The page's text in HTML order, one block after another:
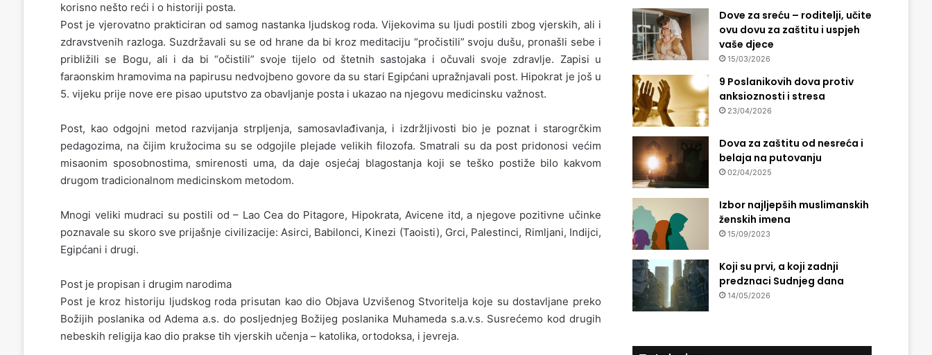
korisno nešto reći i o historiji posta.
Post je vjerovatno prakticiran od samog nastanka ljudskog roda. Vijekovima su ljudi postili zbog vjerskih, ali i
zdravstvenih razloga. Suzdržavali su se od hrane da bi kroz meditaciju “pročistili” svoju dušu, pronašli sebe i
približili se Bogu, ali i da bi “očistili” svoje tijelo od štetnih sastojaka i očuvali svoje zdravlje. Zapisi u
faraonskim hramovima na papirusu nedvojbeno govore da su stari Egipćani upražnjavali post. Hipokrat je još u
5. vijeku prije nove ere pisao uputstvo za obavljanje posta i ukazao na njegovu medicinsku važnost.
Post, kao odgojni metod razvijanja strpljenja, samosavlađivanja, i izdržljivosti bio je poznat i starogrčkim
pedagozima, na čijim kružocima su se odgojile plejade velikih filozofa. Smatrali su da post pridonosi većim
misaonim sposobnostima, smirenosti uma, da daje osjećaj blagostanja koji se teško postiže bilo kakvom
drugom tradicionalnom medicinskom metodom.
Mnogi veliki mudraci su postili od – Lao Cea do Pitagore, Hipokrata, Avicene itd, a njegove pozitivne učinke
poznavale su skoro sve prijašnje civilizacije: Asirci, Babilonci, Kinezi (Taoisti), Grci, Palestinci, Rimljani, Indijci,
Egipćani i drugi.
Post je propisan i drugim narodima
Post je kroz historiju ljudskog roda prisutan kao dio Objava Uzvišenog Stvoritelja koje su dostavljane preko
Božijih poslanika od Adema a.s. do posljednjeg Božijeg poslanika Muhameda s.a.v.s. Susrećemo kod drugih
nebeskih religija kao dio prakse tih vjerskih učenja – katolika, ortodoksa, i jevreja.
Dove za sreću – roditelji, učite
ovu dovu za zaštitu i uspjeh
vaše djece
15/03/2026
9 Poslanikovih dova protiv
anksioznosti i stresa
23/04/2026
Dova za zaštitu od nesreća i
belaja na putovanju
02/04/2025
Izbor najljepših muslimanskih
ženskih imena
15/09/2023
Koji su prvi, a koji zadnji
predznaci Sudnjeg dana
14/05/2026